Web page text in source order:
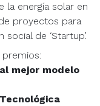
la energía solar en
proyectos para
de ‘Startup’.
mejor modelo